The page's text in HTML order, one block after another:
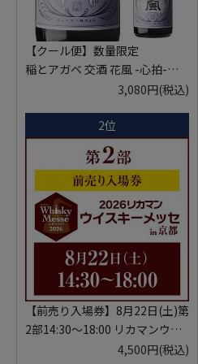
【クール便】数量限定
稲とアガベ 交酒 花風 -心拍-
KYOTO EDITION 720ml こうし
サケ 秋田県 男鹿市
3,080円(税込)
2位
【前売り入場券】8月22日(土)第
2部14:30～18:00 リカマンウイ
スキーメッセ in京都 2026 1枚
4,500円(税込)